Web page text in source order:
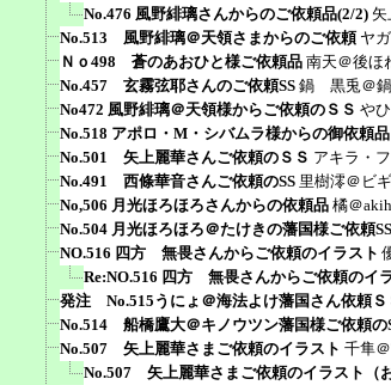
No.476 風野緋璃さんからのご依頼品(2/2) 矢
No.513 風野緋璃＠天領さまからのご依頼 ヤ
Ｎｏ498 蒼のあおひと様ご依頼品 南天＠後ほ
No.457 玄霧弦耶さんのご依頼SS 鍋 黒兎＠鍋
No472 風野緋璃＠天領様からご依頼のＳＳ や
No.518 アポロ・M・シバムラ様からの御依頼品
No.501 矢上麗華さんご依頼のＳＳ アキラ・
No.491 西條華音さんご依頼のSS 里樹澪＠ビ
No,506 月光ほろほろさんからの依頼品 橘＠
No.504 月光ほろほろ＠たけきの藩国様ご依頼
NO.516 四方 無畏さんからご依頼のイラスト
Re:NO.516 四方 無畏さんからご依頼のイ
発注 No.515うにょ＠海法よけ藩国さん依頼Ｓ
No.514 船橋鷹大＠キノウツン藩国様ご依頼の
No.507 矢上麗華さまご依頼のイラスト 千隼
No.507 矢上麗華さまご依頼のイラスト（